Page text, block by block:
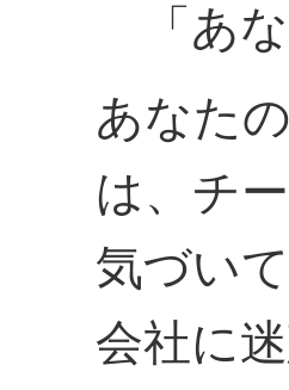
「あな
あなた
は、チ
気づい
会社に